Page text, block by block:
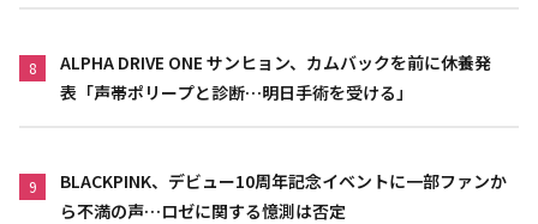
8
ALPHA DRIVE ONE サンヒョン、カムバックを前に休養発
表「声帯ポリープと診断…明日手術を受ける」
9
BLACKPINK、デビュー10周年記念イベントに一部ファンか
ら不満の声…ロゼに関する憶測は否定